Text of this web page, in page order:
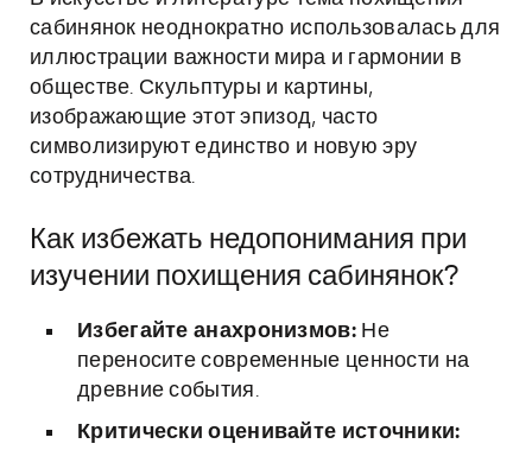
сабинянок неоднократно использовалась для
иллюстрации важности мира и гармонии в
обществе. Скульптуры и картины,
изображающие этот эпизод, часто
символизируют единство и новую эру
сотрудничества.
Как избежать недопонимания при
изучении похищения сабинянок?
Избегайте анахронизмов:Не
переносите современные ценности на
древние события.
Критически оценивайте источники: